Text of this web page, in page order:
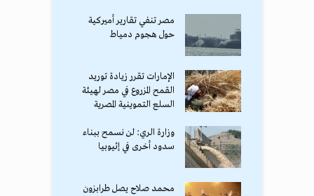
مصر تنفي تقارير أميركية
حول هجوم دمياط
الإمارات تقرر زيادة توريد
القمح المزروع في مصر لهيئة
السلع التموينية المصرية
وزارة الري: لن نسمح ببناء
سدود أخرى في إثيوبيا
محمد صلاح يصل طرابزون